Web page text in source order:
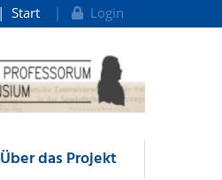
Start Login
Über das Projekt